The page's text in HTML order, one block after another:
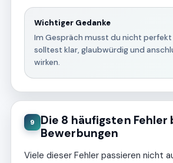
Wichtiger Gedanke
Im Gespräch musst du nicht perfekt
solltest klar, glaubwürdig und
wirken.
9
Die 8 häufigsten Fehler
Bewerbungen
Viele dieser Fehler passieren nicht